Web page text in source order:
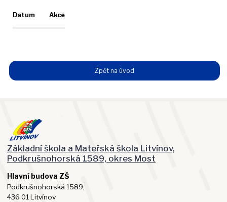
Datum Akce
Zpět na úvod
Základní škola a Mateřská škola Litvínov,
Podkrušnohorská 1589, okres Most
Hlavní budova ZŠ
Podkrušnohorská 1589,
436 01 Litvínov